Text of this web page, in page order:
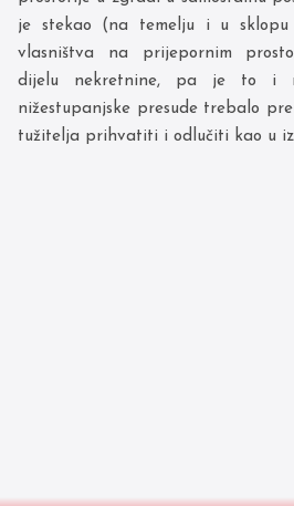
je stekao (na temelju i u
vlasništva na prijepornim
dijelu nekretnine, pa je to i
nižestupanjske presude trebalo
tužitelja prihvatiti i odlučiti kao u